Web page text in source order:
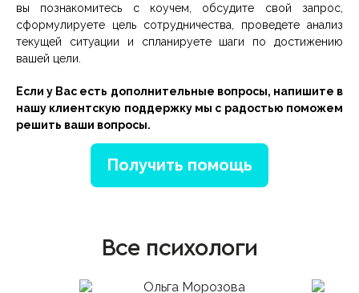
вы познакомитесь с коучем, обсудите свой запрос,
сформулируете цель сотрудничества, проведете анализ
текущей ситуации и спланируете шаги по достижению
вашей цели.
Если у Вас есть дополнительные вопросы, напишите в
нашу клиентскую поддержку мы с радостью поможем
решить ваши вопросы.
Получить помощь
Все психологи